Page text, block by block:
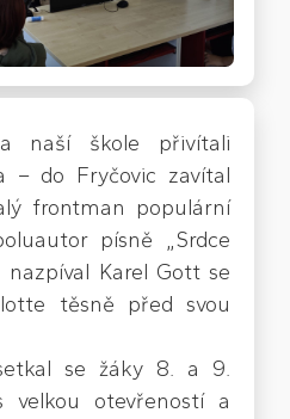
naší škole přivítali
– do Fryčovic zavítal
frontman populární
písně „Srdce
nazpíval Karel Gott se
těsně před svou
se žáky 8. a 9.
velkou otevřeností a